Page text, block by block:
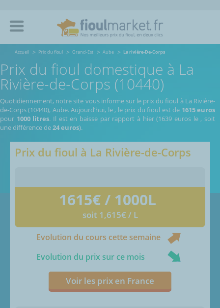
Accueil Prix du fioul Grand-Est Aube La rivière-De-Corps
Prix du fioul domestique à La
Rivière-de-Corps (10440)
Quotidiennement, notre site vous informe sur le prix du fioul à La Rivière-
de-Corps (10440), Aube.Aujourd’hui, le , le prix du fioul est de 1615 euros
pour 1000 litres. Il est en baisse par rapport à hier (1639 euros le, soit
une différence de24 euros).
Prix du fioul à La Rivière-de-Corps
1615€ / 1000L
soit 1,615€ / L
Evolution du cours cette semaine
Evolution du prix sur ce mois
Voir les prix en France